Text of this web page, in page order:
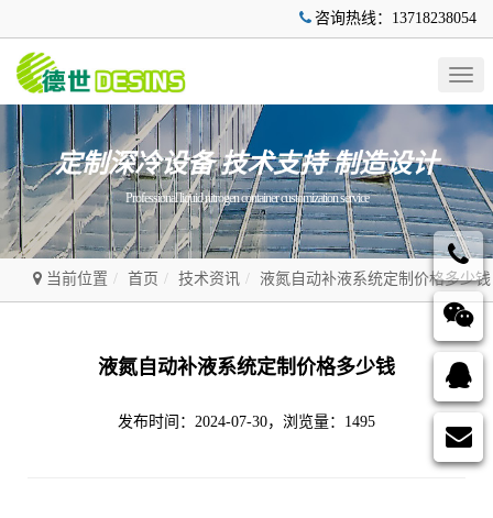
咨询热线：13718238054
定制深冷设备 技术支持 制造设计
Professional liquid nitrogen container customization service
当前位置 首页 技术资讯 液氮自动补液系统定制价格多少钱
液氮自动补液系统定制价格多少钱
发布时间：2024-07-30，浏览量：1495